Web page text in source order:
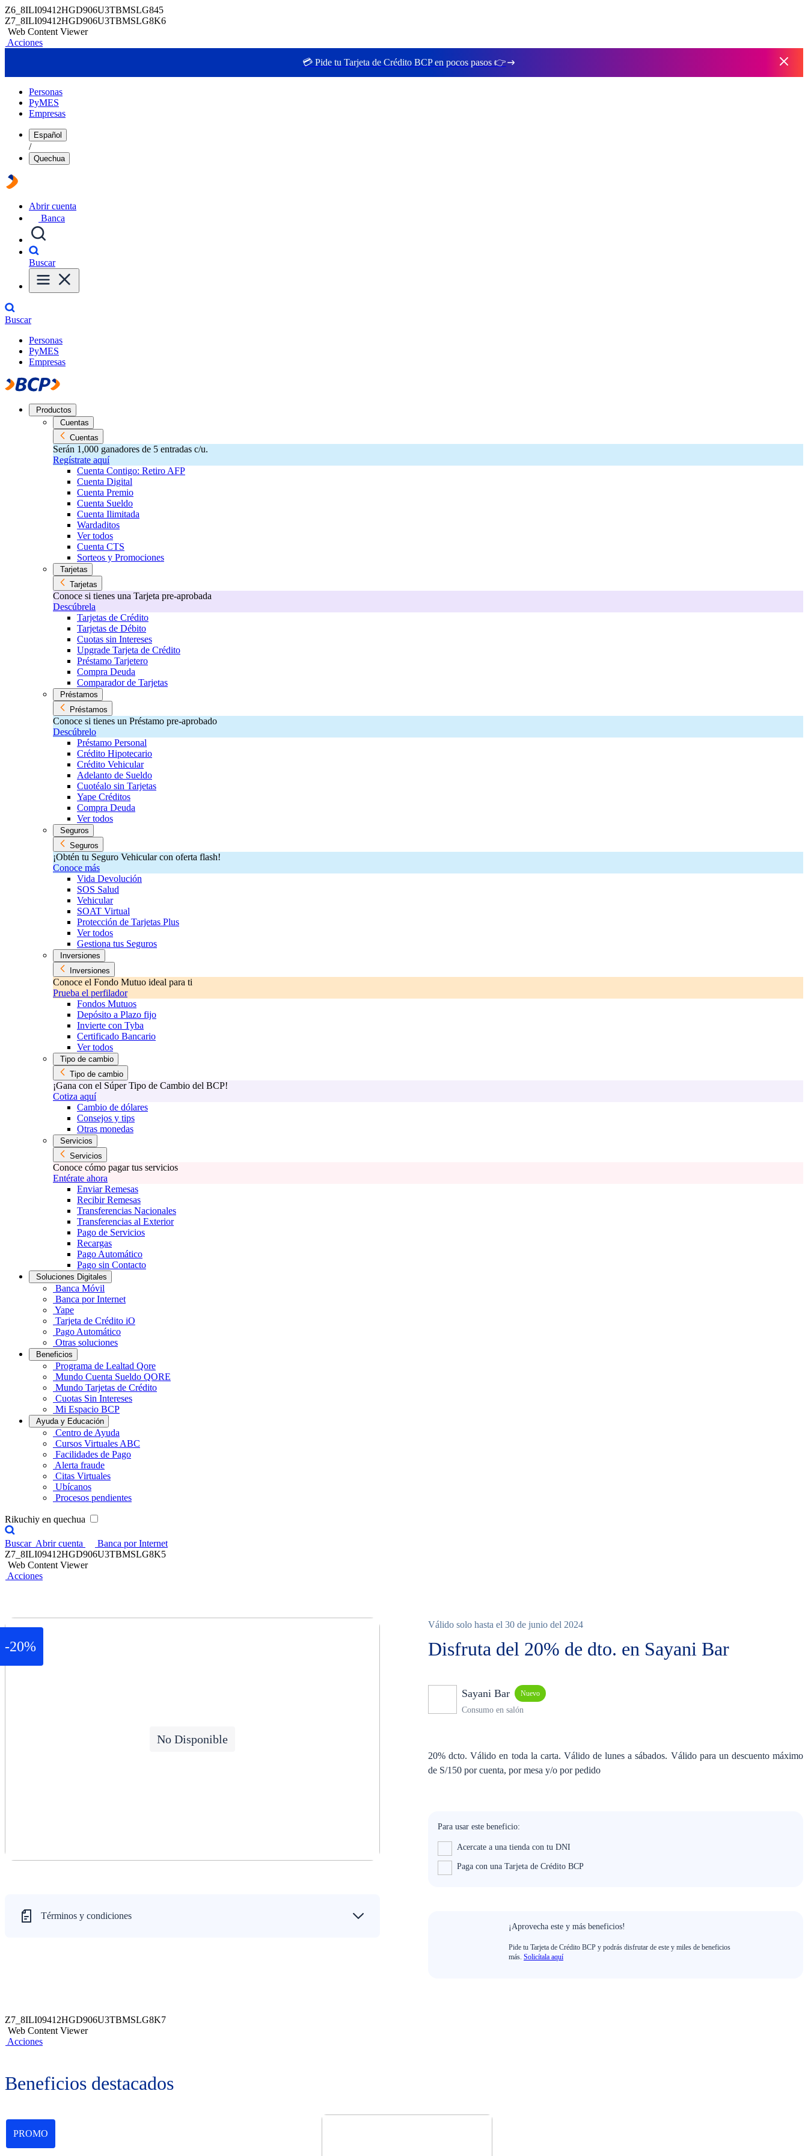
Z6_8ILI09412HGD906U3TBMSLG845
Z7_8ILI09412HGD906U3TBMSLG8K6
Web Content Viewer
Acciones
💳 Pide tu Tarjeta de Crédito BCP en pocos pasos 👉
Personas
PyMES
Empresas
Español
/
Quechua
Abrir cuenta
Banca
Buscar
Buscar
Personas
PyMES
Empresas
Productos
Cuentas
Cuentas
Serán 1,000 ganadores de 5 entradas c/u.
Regístrate aquí
Cuenta Contigo: Retiro AFP
Cuenta Digital
Cuenta Premio
Cuenta Sueldo
Cuenta Ilimitada
Wardaditos
Ver todos
Cuenta CTS
Sorteos y Promociones
Tarjetas
Tarjetas
Conoce si tienes una Tarjeta pre-aprobada
Descúbrela
Tarjetas de Crédito
Tarjetas de Débito
Cuotas sin Intereses
Upgrade Tarjeta de Crédito
Préstamo Tarjetero
Compra Deuda
Comparador de Tarjetas
Préstamos
Préstamos
Conoce si tienes un Préstamo pre-aprobado
Descúbrelo
Préstamo Personal
Crédito Hipotecario
Crédito Vehicular
Adelanto de Sueldo
Cuotéalo sin Tarjetas
Yape Créditos
Compra Deuda
Ver todos
Seguros
Seguros
¡Obtén tu Seguro Vehicular con oferta flash!
Conoce más
Vida Devolución
SOS Salud
Vehicular
SOAT Virtual
Protección de Tarjetas Plus
Ver todos
Gestiona tus Seguros
Inversiones
Inversiones
Conoce el Fondo Mutuo ideal para ti
Prueba el perfilador
Fondos Mutuos
Depósito a Plazo fijo
Invierte con Tyba
Certificado Bancario
Ver todos
Tipo de cambio
Tipo de cambio
¡Gana con el Súper Tipo de Cambio del BCP!
Cotiza aquí
Cambio de dólares
Consejos y tips
Otras monedas
Servicios
Servicios
Conoce cómo pagar tus servicios
Entérate ahora
Enviar Remesas
Recibir Remesas
Transferencias Nacionales
Transferencias al Exterior
Pago de Servicios
Recargas
Pago Automático
Pago sin Contacto
Soluciones Digitales
Banca Móvil
Banca por Internet
Yape
Tarjeta de Crédito iO
Pago Automático
Otras soluciones
Beneficios
Programa de Lealtad Qore
Mundo Cuenta Sueldo QORE
Mundo Tarjetas de Crédito
Cuotas Sin Intereses
Mi Espacio BCP
Ayuda y Educación
Centro de Ayuda
Cursos Virtuales ABC
Facilidades de Pago
Alerta fraude
Citas Virtuales
Ubícanos
Procesos pendientes
Rikuchiy en quechua
Buscar Abrir cuenta
Banca por Internet
Z7_8ILI09412HGD906U3TBMSLG8K5
Web Content Viewer
Acciones
-20%
No Disponible
Términos y condiciones
Válido solo hasta el 30 de junio del 2024
Disfruta del 20% de dto. en Sayani Bar
Sayani Bar Nuevo
Consumo en salón
20% dcto. Válido en toda la carta. Válido de lunes a sábados. Válido para un descuento máximo
de S/150 por cuenta, por mesa y/o por pedido
Para usar este beneficio:
Acercate a una tienda con tu DNI
Paga con una Tarjeta de Crédito BCP
¡Aprovecha este y más beneficios!
Pide tu Tarjeta de Crédito BCP y podrás disfrutar de este y miles de beneficios
más. Solicítala aquí
Z7_8ILI09412HGD906U3TBMSLG8K7
Web Content Viewer
Acciones
Beneficios destacados
PROMO